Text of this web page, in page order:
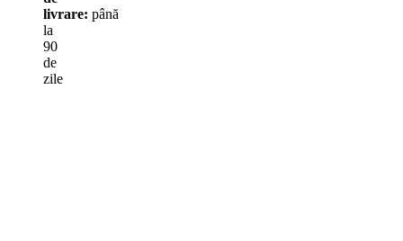
livrare: până
la
90
de
zile